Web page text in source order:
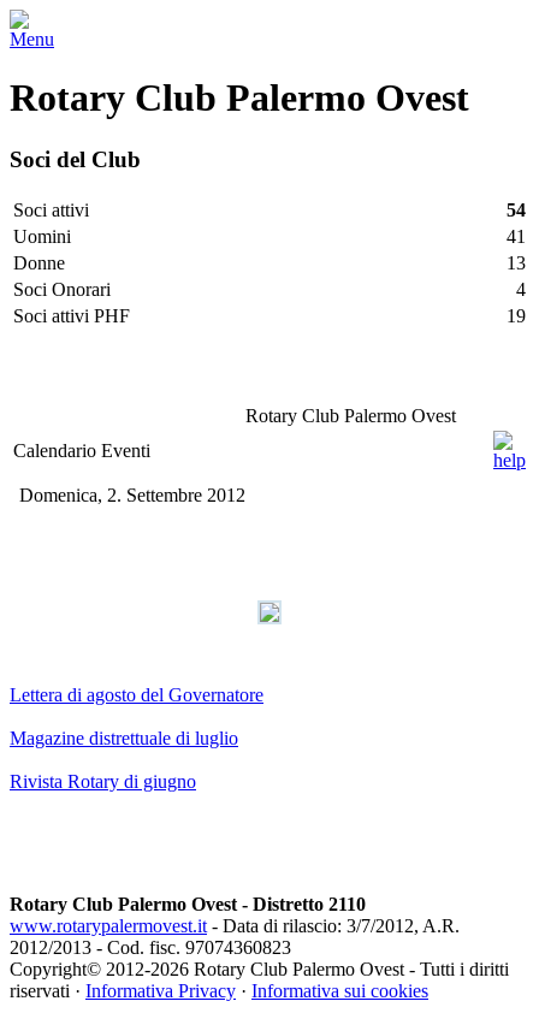
Menu
Rotary Club Palermo Ovest
Soci del Club
Soci attivi
54
Uomini
41
Donne
13
Soci Onorari
4
Soci attivi PHF
19
Rotary Club Palermo Ovest
Calendario Eventi
Domenica, 2. Settembre 2012
Lettera di agosto del Governatore
Magazine distrettuale di luglio
Rivista Rotary di giugno
Rotary Club Palermo Ovest - Distretto 2110
www.rotarypalermovest.it - Data di rilascio: 3/7/2012, A.R.
2012/2013 - Cod. fisc. 97074360823
Copyright© 2012-2026 Rotary Club Palermo Ovest - Tutti i diritti
riservati · Informativa Privacy · Informativa sui cookies